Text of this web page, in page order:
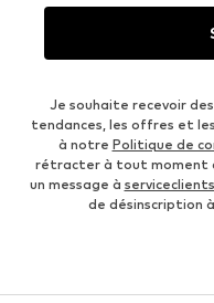
Je souhaite recevoir
tendances, les offres et
à notre Politique de
rétracter à tout moment
un message à
de désinscription